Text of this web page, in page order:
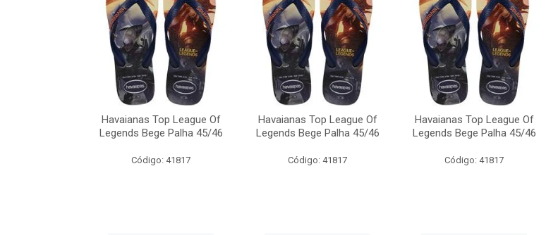
Havaianas Top League Of
Legends Bege Palha 45/46
Código: 41817
Havaianas Top League Of
Legends Bege Palha 45/46
Código: 41817
Havaianas Top League Of
Legends Bege Palha 45/46
Código: 41817